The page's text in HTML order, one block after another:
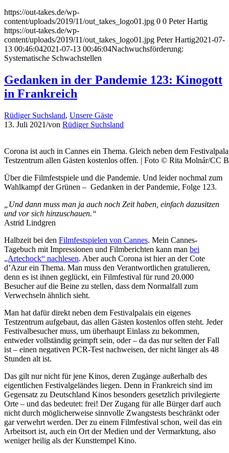
https://out-takes.de/wp-
content/uploads/2019/11/out_takes_logo01.jpg 0 0 Peter Hartig
https://out-takes.de/wp-
content/uploads/2019/11/out_takes_logo01.jpg Peter Hartig2021-07-
13 00:46:042021-07-13 00:46:04Nachwuchsförderung:
Systematische Schwachstellen
Gedanken in der Pandemie 123: Kinogott
in Frankreich
Rüdiger Suchsland, Unsere Gäste
13. Juli 2021/von Rüdiger Suchsland
Corona ist auch in Cannes ein Thema. Gleich neben dem
Testzentrum allen Gästen kostenlos offen. | Foto © Rita Molnár/CC
Über die Filmfestspiele und die Pandemie. Und leider nochmal zum
Wahlkampf der Grünen – Gedanken in der Pandemie, Folge 123.
„Und dann muss man ja auch noch Zeit haben, einfach dazusitzen
und vor sich hinzuschauen.“
Astrid Lindgren
Halbzeit bei den Filmfestspielen von Cannes. Mein Cannes-
Tagebuch mit Impressionen und Filmberichten kann man bei
„Artechock“ nachlesen. Aber auch Corona ist hier an der Cote
d’Azur ein Thema. Man muss den Verantwortlichen gratulieren,
denn es ist ihnen geglückt, ein Filmfestival für rund 20.000
Besucher auf die Beine zu stellen, dass dem Normalfall zum
Verwechseln ähnlich sieht.
Man hat dafür direkt neben dem Festivalpalais ein eigenes
Testzentrum aufgebaut, das allen Gästen kostenlos offen steht. Jeder
Festivalbesucher muss, um überhaupt Einlass zu bekommen,
entweder vollständig geimpft sein, oder – da das nur selten der Fall
ist – einen negativen PCR-Test nachweisen, der nicht länger als 48
Stunden alt ist.
Das gilt nur nicht für jene Kinos, deren Zugänge außerhalb des
eigentlichen Festivalgeländes liegen. Denn in Frankreich sind im
Gegensatz zu Deutschland Kinos besonders gesetzlich privilegierte
Orte – und das bedeutet: frei! Der Zugang für alle Bürger darf auch
nicht durch möglicherweise sinnvolle Zwangstests beschränkt oder
gar verwehrt werden. Der zu einem Filmfestival schon, weil das ein
Arbeitsort ist, auch ein Ort der Medien und der Vermarktung, also
weniger heilig als der Kunsttempel Kino.